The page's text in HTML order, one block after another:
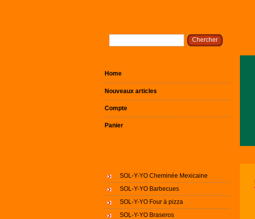
Home
Nouveaux articles
Compte
Panier
SOL-Y-YO Cheminée Mexicaine
SOL-Y-YO Barbecues
SOL-Y-YO Four à pizza
SOL-Y-YO Braseros